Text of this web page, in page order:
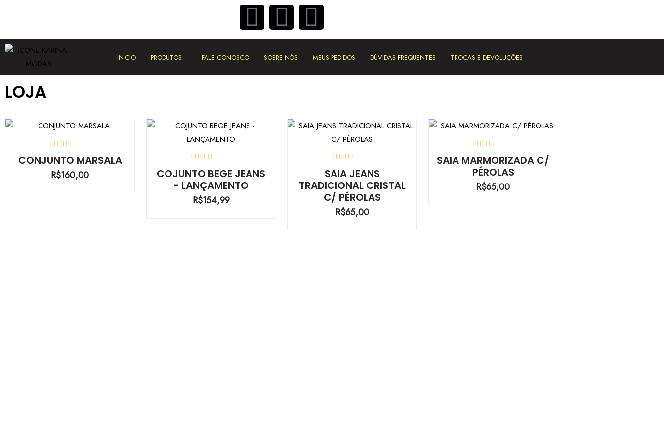
INÍCIO PRODUTOS FALE CONOSCO SOBRE NÓS MEUS PEDIDOS DÚVIDAS FREQUENTES TROCAS E DEVOLUÇÕES
LOJA
0
DE
5
CONJUNTO MARSALA
R$160,00
0
DE
5
COJUNTO BEGE JEANS
- LANÇAMENTO
R$154,99
0
DE
5
SAIA JEANS
TRADICIONAL CRISTAL
C/ PÉROLAS
R$65,00
0
DE
5
SAIA MARMORIZADA C/
PÉROLAS
R$65,00